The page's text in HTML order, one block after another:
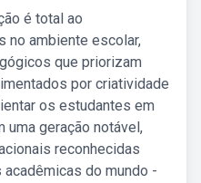
é total ao
no ambiente escolar,
que priorizam
por criatividade
os estudantes em
uma geração notável,
reconhecidas
do mundo -